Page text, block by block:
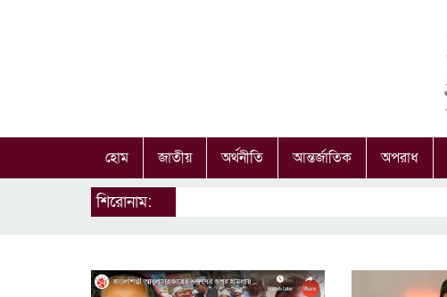
হোম জাতীয় অর্থনীতি আন্তর্জাতিক অপরাধ
শিরোনাম: